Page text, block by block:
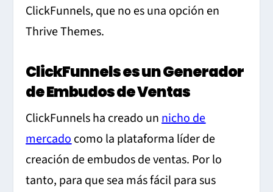
ClickFunnels, que no es una opción en
Thrive Themes.
ClickFunnels es un Generador
de Embudos de Ventas
ClickFunnels ha creado unnicho de
mercadocomo la plataforma líder de
creación de embudos de ventas. Por lo
tanto, para que sea más fácil para sus